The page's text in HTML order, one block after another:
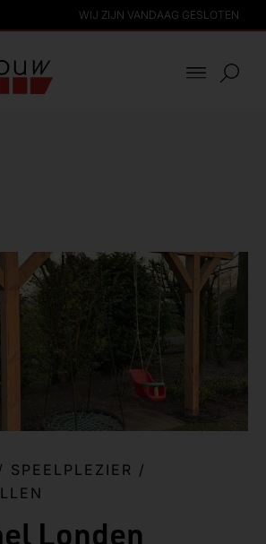
WIJ ZIJN VANDAAG GESLOTEN
SPEELPLEZIER /
Londen